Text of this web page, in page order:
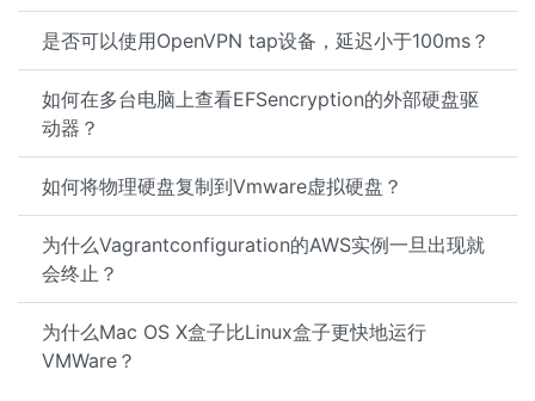
是否可以使用OpenVPN tap设备，延迟小于100ms？
如何在多台电脑上查看EFSencryption的外部硬盘驱
动器？
如何将物理硬盘复制到Vmware虚拟硬盘？
为什么Vagrantconfiguration的AWS实例一旦出现就
会终止？
为什么Mac OS X盒子比Linux盒子更快地运行
VMWare？